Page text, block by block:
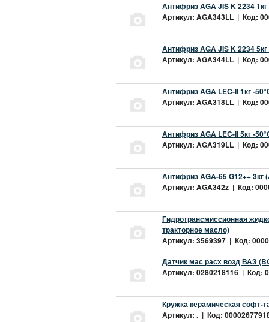
Антифриз AGA JIS K 2234
Артикул: AGA343LL | Код:
Антифриз AGA JIS K 2234
Артикул: AGA344LL | Код:
Антифриз AGA LEC-II 1кг -
Артикул: AGA318LL | Код:
Антифриз AGA LEC-II 5кг -
Артикул: AGA319LL | Код:
Антифриз AGA-65 G12++ 3кг
Артикул: AGA342z | Код:
Гидротрансмиссионная
тракторное масло)
Артикул: 3569397 | Код:
Датчик мас расх возд ВАЗ
Артикул: 0280218116 | Код:
Кружка керамическая софт-
Артикул: . | Код: